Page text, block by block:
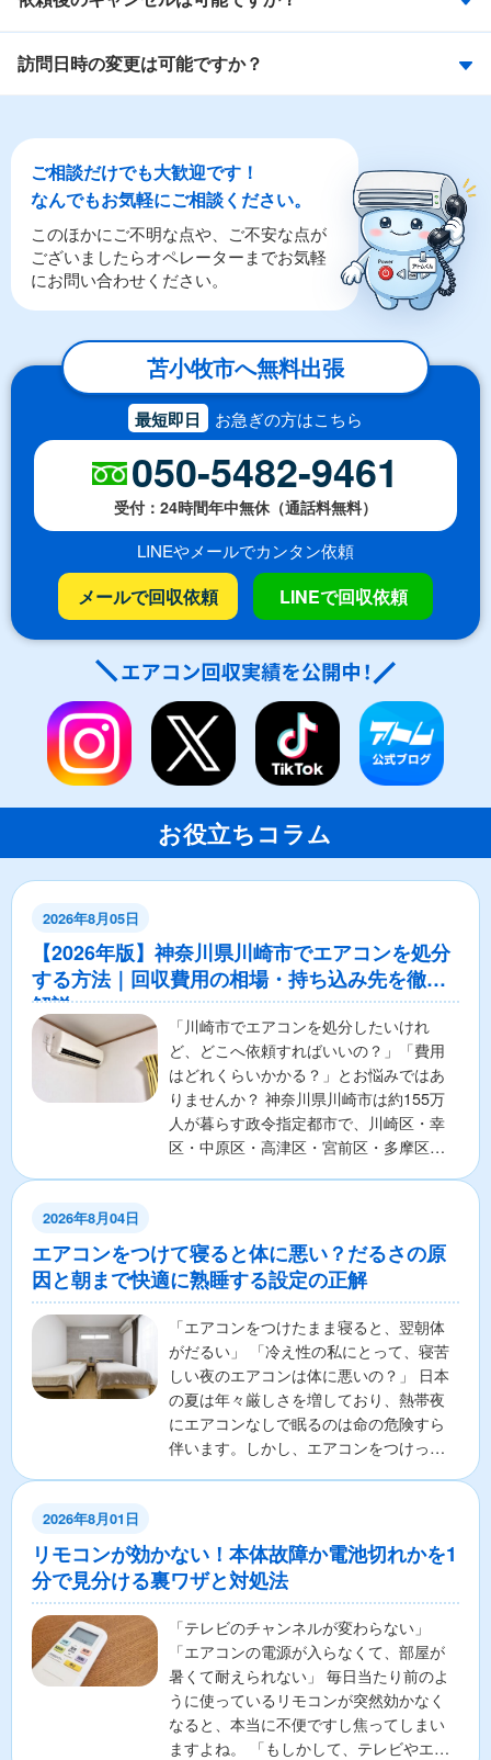
訪問日時の変更は可能ですか？
ご相談だけでも大歓迎です！
なんでもお気軽にご相談ください。
このほかにご不明な点や、ご不安な点が
ございましたらオペレーターまでお気軽
にお問い合わせください。
苫小牧市へ無料出張
最短即日 お急ぎの方はこちら
050-5482-9461
受付：24時間年中無休（通話料無料）
LINEやメールでカンタン依頼
メールで回収依頼 LINEで回収依頼
お役立ちコラム
2026年8月05日
【2026年版】神奈川県川崎市でエアコンを処分
する方法｜回収費用の相場・持ち込み先を徹底
解説
「川崎市でエアコンを処分したいけれ
ど、どこへ依頼すればいいの？」「費用
はどれくらいかかる？」とお悩みではあ
りませんか？ 神奈川県川崎市は約155万
人が暮らす政令指定都市で、川崎区・幸
区・中原区・高津区・宮前区・多摩区・
2026年8月04日
エアコンをつけて寝ると体に悪い？だるさの原
因と朝まで快適に熟睡する設定の正解
「エアコンをつけたまま寝ると、翌朝体
がだるい」 「冷え性の私にとって、寝苦
しい夜のエアコンは体に悪いの？」 日本
の夏は年々厳しさを増しており、熱帯夜
にエアコンなしで眠るのは命の危険すら
伴います。しかし、エアコンをつけっぱ
2026年8月01日
リモコンが効かない！本体故障か電池切れかを1
分で見分ける裏ワザと対処法
「テレビのチャンネルが変わらない」
「エアコンの電源が入らなくて、部屋が
暑くて耐えられない」 毎日当たり前のよ
うに使っているリモコンが突然効かなく
なると、本当に不便ですし焦ってしまい
ますよね。 「もしかして、テレビやエア